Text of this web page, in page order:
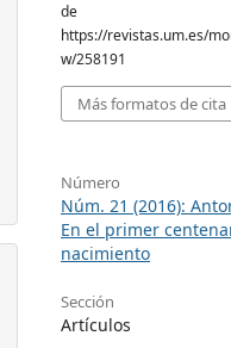
de
https://revistas.um.es/
w/258191
Más formatos de cita
Número
Núm. 21 (2016):
En el primer
nacimiento
Sección
Artículos